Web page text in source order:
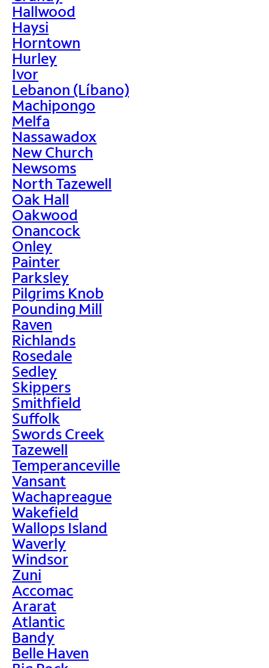
Hallwood
Haysi
Horntown
Hurley
Ivor
Lebanon (Líbano)
Machipongo
Melfa
Nassawadox
New Church
Newsoms
North Tazewell
Oak Hall
Oakwood
Onancock
Onley
Painter
Parksley
Pilgrims Knob
Pounding Mill
Raven
Richlands
Rosedale
Sedley
Skippers
Smithfield
Suffolk
Swords Creek
Tazewell
Temperanceville
Vansant
Wachapreague
Wakefield
Wallops Island
Waverly
Windsor
Zuni
Accomac
Ararat
Atlantic
Bandy
Belle Haven